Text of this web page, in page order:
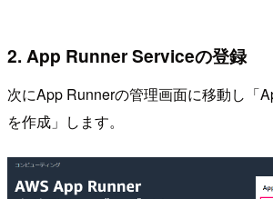
2. App Runner Serviceの登録
次にApp Runnerの管理画面に移動し「
を作成」します。